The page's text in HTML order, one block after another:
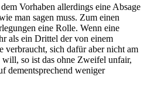
Vorhaben allerdings eine Absage
man sagen muss. Zum einen
eine Rolle. Wenn eine
als ein Drittel der von einem
verbraucht, sich dafür aber nicht am
so ist das ohne Zweifel unfair,
dementsprechend weniger